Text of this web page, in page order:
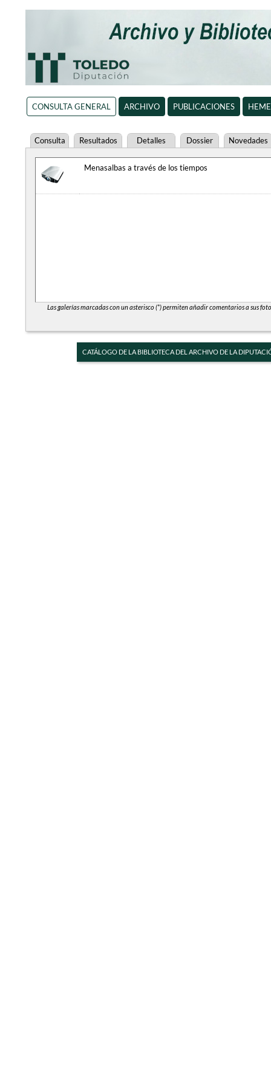
CONSULTA GENERAL ARCHIVO PUBLICACIONES
Consulta Resultados Detalles Dossier Novedades
Menasalbas a través de los tiempos
Las galerías marcadas con un asterisco (*) permiten añadir comentarios a sus
CATÁLOGO DE LA BIBLIOTECA DEL ARCHIVO DE LA